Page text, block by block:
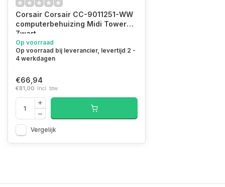
Corsair Corsair CC-9011251-WW
computerbehuizing Midi Tower
Zwart
Op voorraad
Op voorraad bij leverancier, levertijd 2 -
4 werkdagen
€66,94
€81,00 Incl. btw
Vergelijk